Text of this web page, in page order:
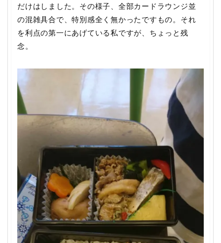
だけはしました。その様子、全部カードラウンジ並
の混雑具合で、特別感全く無かったですもの。それ
を利点の第一にあげている私ですが、ちょっと残
念。